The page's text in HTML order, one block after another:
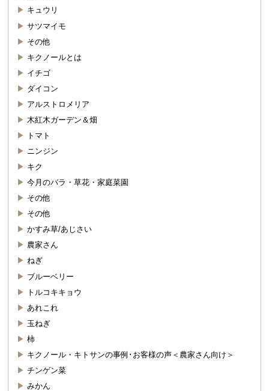
キュウリ
サツマイモ
その他
キクノールとは
イチゴ
ダイコン
アルストロメリア
木紅木ガーデン＆畑
トマト
ニンジン
キク
今月のバラ・草花・家庭菜園
その他
その他
かすみ草/あじさい
農家さん
ねぎ
ブルーベリー
トルコキキョウ
あれこれ
玉ねぎ
柿
キクノール・キトサンの事例･お客様の声＜農家さん向け＞
チンゲン菜
みかん